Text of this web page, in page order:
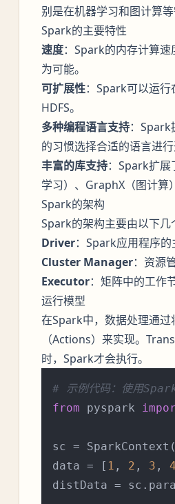
别是在机器学习和图计算
Spark的主要特性
速度：Spark的内存计算
为可能。
可扩展性：Spark可以运行
HDFS。
多种编程语言支持：Spark
的习惯选择合适的语言进行
丰富的库支持：Spark扩展
学习）、GraphX（图计算
Spark的架构
Spark的架构主要由以下几
Driver：Spark应用程序的
Cluster Manager：资源
Executor：矩阵中的工作
运行模型
在Spark中，数据处理通
（Actions）来实现。
时，Spark才会执行。
# 示例代码：使用
from pyspark
sc = SparkContext(
data = [ 1 , 2 , 3 , 4
distData =